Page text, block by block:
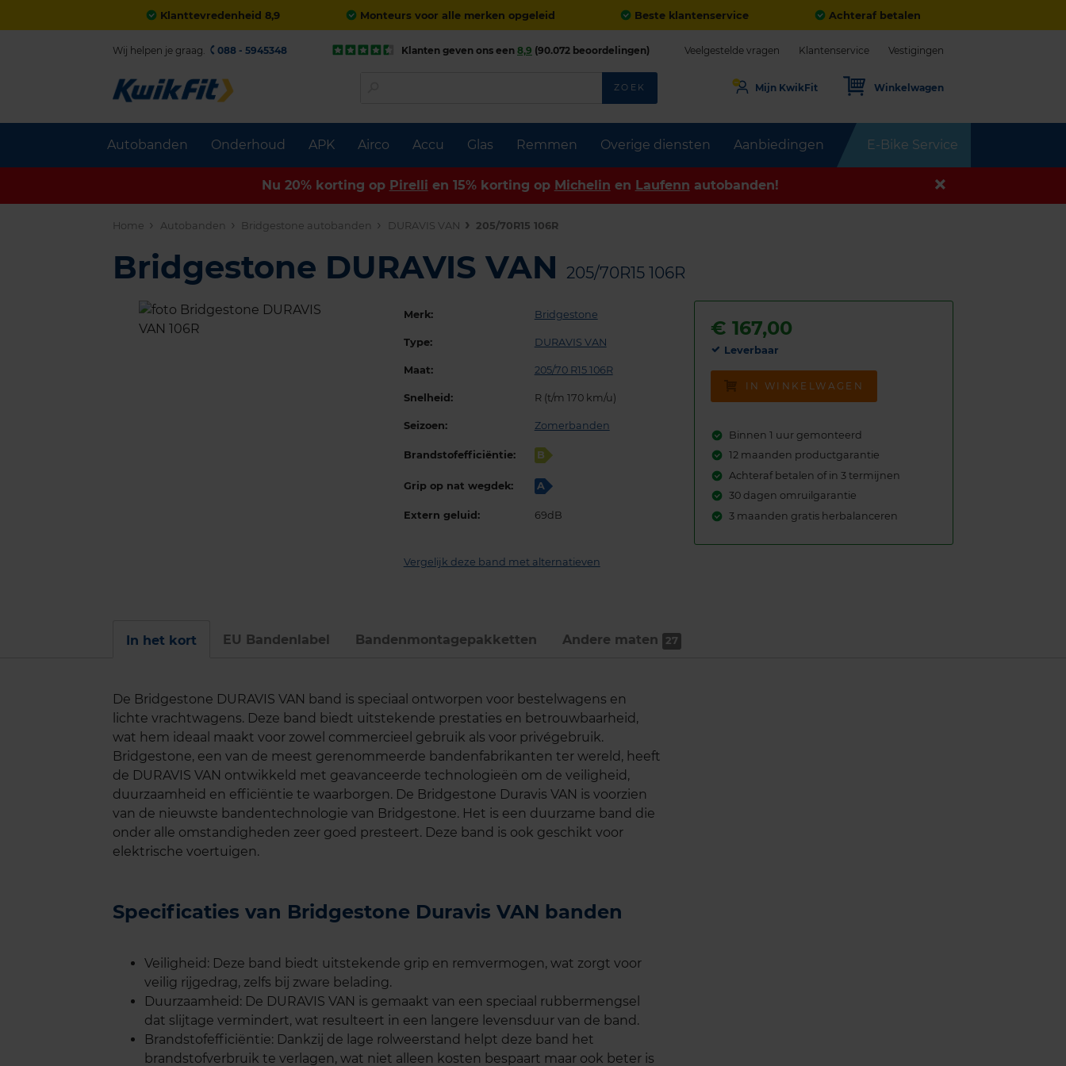
Klanttevredenheid 8,9 Monteurs voor alle merken opgeleid Beste klantenservice Achteraf betalen
Autobanden Onderhoud APK Airco Accu Glas Remmen Overige diensten Aanbiedingen E-Bike Service
Wij helpen je graag. 088 - 5945348 Klanten geven ons een 8,9 (90.072 beoordelingen) Veelgestelde vragen Klantenservice Vestigingen
ZOEK Mijn KwikFit Winkelwagen
Nu 20% korting op Pirelli en 15% korting op Michelin en Laufenn autobanden!
Home Autobanden Bridgestone autobanden DURAVIS VAN 205/70R15 106R
Bridgestone DURAVIS VAN 205/70R15 106R
Merk: Bridgestone
Type: DURAVIS VAN
Maat: 205/70 R15 106R
Snelheid: R (t/m 170 km/u)
Seizoen: Zomerbanden
Brandstofefficiëntie: B
Grip op nat wegdek: A
Extern geluid: 69dB
Vergelijk deze band met alternatieven
€167,00
Leverbaar
IN WINKELWAGEN
Binnen 1 uur gemonteerd
12 maanden productgarantie
Achteraf betalen of in 3 termijnen
30 dagen omruilgarantie
3 maanden gratis herbalanceren
In het kort EU Bandenlabel Bandenmontage­pakketten Andere maten 27
De Bridgestone DURAVIS VAN band is speciaal ontworpen voor bestelwagens en
lichte vrachtwagens. Deze band biedt uitstekende prestaties en betrouwbaarheid,
wat hem ideaal maakt voor zowel commercieel gebruik als voor privégebruik.
Bridgestone, een van de meest gerenommeerde bandenfabrikanten ter wereld, heeft
de DURAVIS VAN ontwikkeld met geavanceerde technologieën om de veiligheid,
duurzaamheid en efficiëntie te waarborgen. De Bridgestone Duravis VAN is voorzien
van de nieuwste bandentechnologie van Bridgestone. Het is een duurzame band die
onder alle omstandigheden zeer goed presteert. Deze band is ook geschikt voor
elektrische voertuigen.
Specificaties van Bridgestone Duravis VAN banden
Veiligheid: Deze band biedt uitstekende grip en remvermogen, wat zorgt voor
veilig rijgedrag, zelfs bij zware belading.
Duurzaamheid: De DURAVIS VAN is gemaakt van een speciaal rubbermengsel
dat slijtage vermindert, wat resulteert in een langere levensduur van de band.
Brandstofefficiëntie: Dankzij de lage rolweerstand helpt deze band het
brandstofverbruik te verlagen, wat niet alleen kosten bespaart maar ook beter is